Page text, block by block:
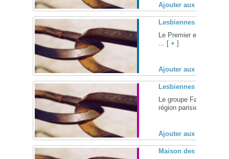
Ajouter aux favoris
Lesbiennes du Maroc
Le Premier et Unique
... [ + ]
Ajouter aux favoris
Lesbiennes
Le groupe Facebook
région parisienne) ... [
Ajouter aux favoris
Maison des Femmes